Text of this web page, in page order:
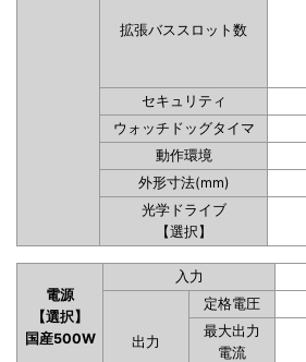
拡張バススロット数
セキュリティ
ウォッチドッグタイマ
動作環境
外形寸法(mm)
光学ドライブ
【選択】
電源
【選択】
国産500W
入力
出力
定格電圧
最大出力
電流